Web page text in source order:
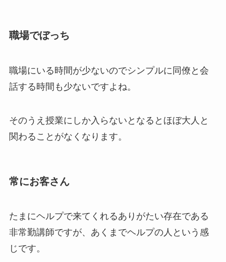
職場でぼっち
職場にいる時間が少ないのでシンプルに同僚と会
話する時間も少ないですよね。
そのうえ授業にしか入らないとなるとほぼ大人と
関わることがなくなります。
常にお客さん
たまにヘルプで来てくれるありがたい存在である
非常勤講師ですが、あくまでヘルプの人という感
じです。